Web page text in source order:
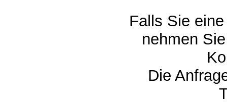
Falls Sie
nehmen
Die